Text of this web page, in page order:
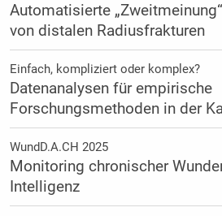
Automatisierte
von distalen Radiusfrakturen
Einfach, kompliziert oder komplex?
Datenanalysen für empirische
Forschungsmethoden in der
WundD.A.CH 2025
Monitoring chronischer
Intelligenz